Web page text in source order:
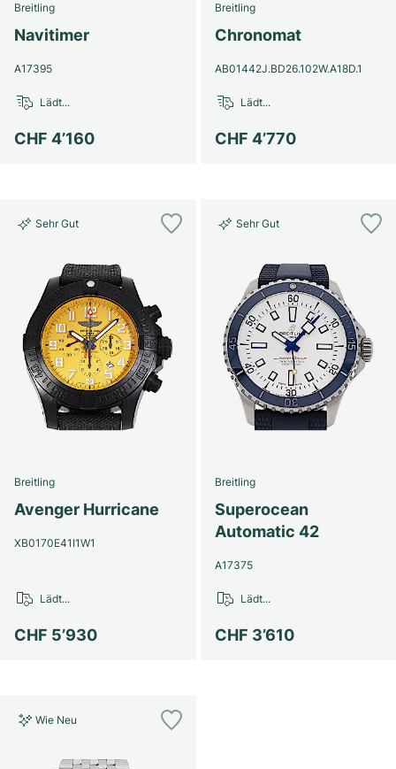
Breitling
Navitimer
A17395
CHF 4’160
Lädt...
Breitling
Chronomat
AB01442J.BD26.102W.A18D.1
CHF 4’770
Lädt...
Sehr Gut
Breitling
Avenger Hurricane
XB0170E41I1W1
CHF 5’930
Lädt...
Sehr Gut
Breitling
Superocean
Automatic 42
A17375
CHF 3’610
Lädt...
Wie Neu